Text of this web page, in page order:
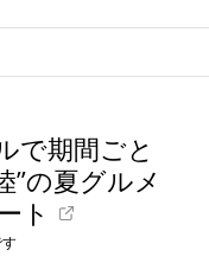
で期間ごと
”の夏グルメ
ト